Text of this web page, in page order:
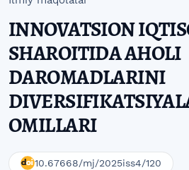
INNOVATSION
SHAROITIDA AHOLI
DAROMADLARINI
OMILLARI
10.67668/mj/2025iss4/120